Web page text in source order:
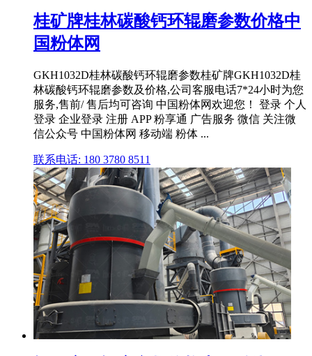
桂矿牌桂林碳酸钙环辊磨参数价格中
国粉体网
GKH1032D桂林碳酸钙环辊磨参数桂矿牌GKH1032D桂
林碳酸钙环辊磨参数及价格,公司客服电话7*24小时为您
服务,售前/ 售后均可咨询 中国粉体网欢迎您！ 登录 个人
登录 企业登录 注册 APP 粉享通 广告服务 微信 关注微
信公众号 中国粉体网 移动端 粉体 ...
联系电话: 180 3780 8511